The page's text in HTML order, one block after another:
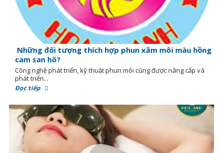
Những đối tượng thích hợp phun xăm môi màu hồng
cam san hô?
Công nghệ phát triển, kỹ thuật phun môi cũng được nâng cấp và
phát triển...
Đọc tiếp